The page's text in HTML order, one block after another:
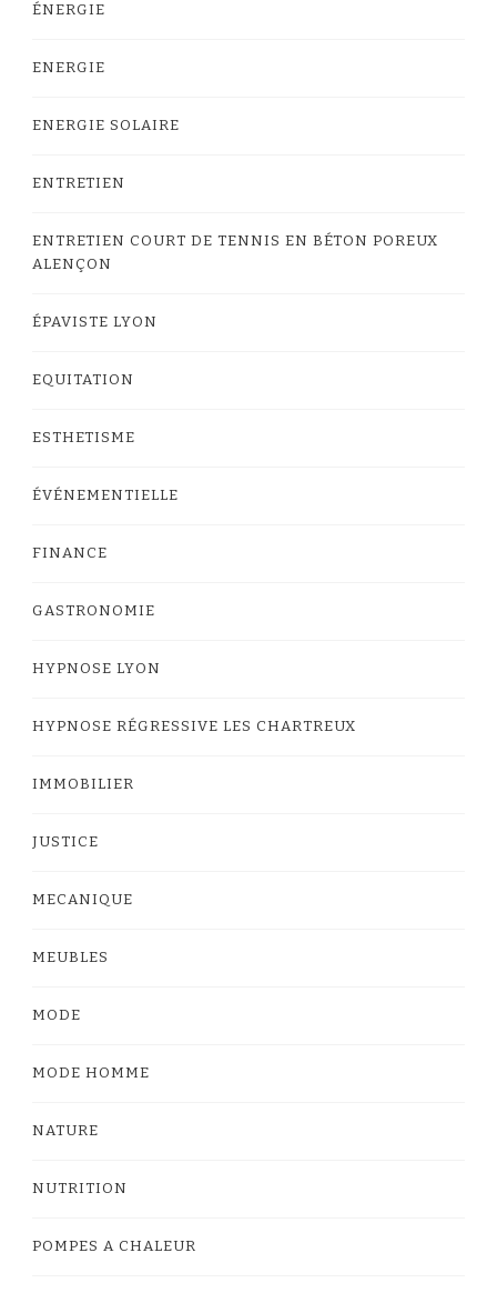
ÉNERGIE
ENERGIE
ENERGIE SOLAIRE
ENTRETIEN
ENTRETIEN COURT DE TENNIS EN BÉTON POREUX
ALENÇON
ÉPAVISTE LYON
EQUITATION
ESTHETISME
ÉVÉNEMENTIELLE
FINANCE
GASTRONOMIE
HYPNOSE LYON
HYPNOSE RÉGRESSIVE LES CHARTREUX
IMMOBILIER
JUSTICE
MECANIQUE
MEUBLES
MODE
MODE HOMME
NATURE
NUTRITION
POMPES A CHALEUR